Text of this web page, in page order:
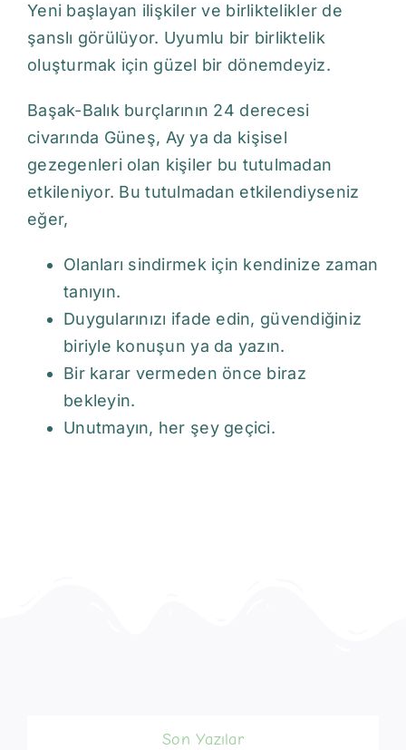
Yeni başlayan ilişkiler ve birliktelikler de
şanslı görülüyor. Uyumlu bir birliktelik
oluşturmak için güzel bir dönemdeyiz.
Başak-Balık burçlarının 24 derecesi
civarında Güneş, Ay ya da kişisel
gezegenleri olan kişiler bu tutulmadan
etkileniyor. Bu tutulmadan etkilendiyseniz
eğer,
Olanları sindirmek için kendinize zaman
tanıyın.
Duygularınızı ifade edin, güvendiğiniz
biriyle konuşun ya da yazın.
Bir karar vermeden önce biraz
bekleyin.
Unutmayın, her şey geçici.
Son Yazılar